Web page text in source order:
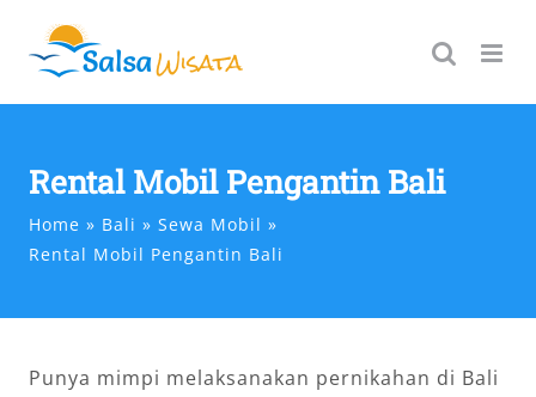
content
Rental Mobil Pengantin Bali
Home Bali
Sewa Mobil
Rental Mobil Pengantin Bali
Punya mimpi melaksanakan pernikahan di Bali